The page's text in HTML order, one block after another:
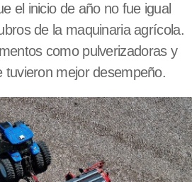
el inicio de año no fue igual
de la maquinaria agrícola.
como pulverizadoras y
tuvieron mejor desempeño.